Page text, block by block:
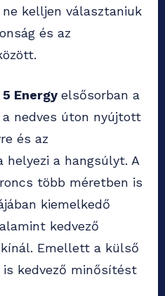
kelljen választaniuk
és az
5 Energy elsősorban a
nedves úton nyújtott
és az
helyezi a hangsúlyt. A
több méretben is
kiemelkedő
kedvező
Emellett a külső
kedvező minősítést